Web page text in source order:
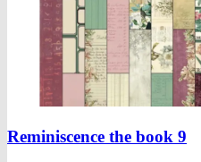
Reminiscence the book 9